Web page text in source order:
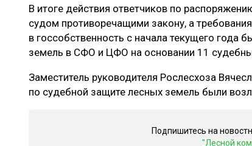
В итоге действия ответчиков по
судом противоречащими закону, а
в госсобственность с начала текущего года
земель в СФО и ЦФО на основании 11
Заместитель руководителя Рослесхоза
по судебной защите лесных земель были
Подпишитесь на
"Лесной